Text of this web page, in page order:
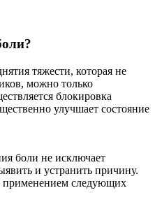
тяжести, которая не
можно только
блокировка
улучшает состояние
боли не исключает
и устранить причину.
применением следующих